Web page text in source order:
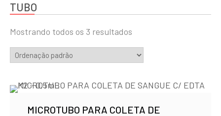
TUBO
Mostrando todos os 3 resultados
MICROTUBO PARA COLETA DE